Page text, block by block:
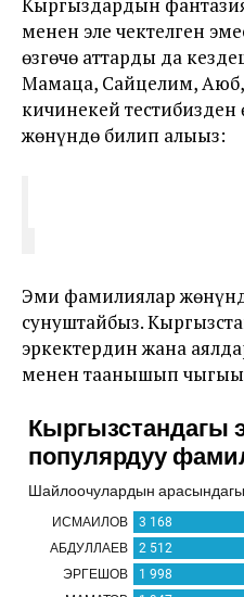
менен эле чектелген
өзгөчө аттарды да
Мамаца, Сайцелим, Аюб,
кичинекей тестибизден
жөнүндө билип алыңыз:
Эми фамилиялар
сунуштайбыз.
эркектердин жана
менен таанышып